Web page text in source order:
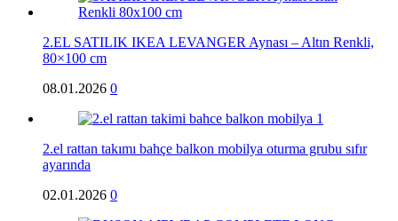
2.EL SATILIK IKEA LEVANGER Aynası – Altın Renkli,
80×100 cm
08.01.2026 0
2.el rattan takımı bahçe balkon mobilya oturma grubu sıfır
ayarında
02.01.2026 0